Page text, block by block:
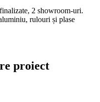
2 showroom-uri.
rulouri și plase
proiect